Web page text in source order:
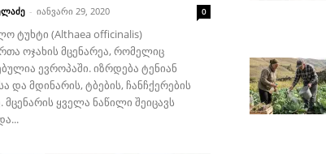
- იანვარი 29, 2020 0
ტუხტი (Althaea officinalis)
ოჯახის მცენარეა, რომელიც
ევროპაში. იზრდება ტენიან
და მდინარის, ტბების, ჩანჩქერების
მცენარის ყველა ნაწილი შეიცავს